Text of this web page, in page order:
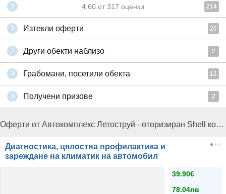
4.60 от 317 оценки 214
Изтекли оферти 20
Други обекти наблизо 2
Грабомани, посетили обекта 12
Получени призове 2
Оферти от Автокомплекс Летоструй - оторизиран Shell комплекс:
Диагностика, цялостна профилактика и
зареждане на климатик на автомобил
39.90€
78.04лв